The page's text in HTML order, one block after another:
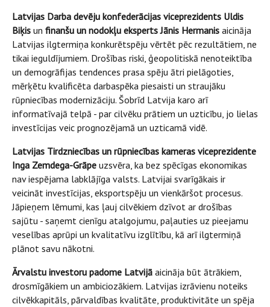
Latvijas Darba devēju konfederācijas viceprezidents Uldis
Biķis un finanšu un nodokļu eksperts Jānis Hermanis aicināja
Latvijas ilgtermiņa konkurētspēju vērtēt pēc rezultātiem, ne
tikai ieguldījumiem. Drošības riski, ģeopolitiskā nenoteiktība
un demogrāfijas tendences prasa spēju ātri pielāgoties,
mērķētu kvalificēta darbaspēka piesaisti un straujāku
rūpniecības modernizāciju. Šobrīd Latvija karo arī
informatīvajā telpā - par cilvēku prātiem un uzticību, jo lielas
investīcijas veic prognozējamā un uzticamā vidē.
Latvijas Tirdzniecības un rūpniecības kameras viceprezidente
Inga Zemdega-Grāpe uzsvēra, ka bez spēcīgas ekonomikas
nav iespējama labklājīga valsts. Latvijai svarīgākais ir
veicināt investīcijas, eksportspēju un vienkāršot procesus.
Jāpieņem lēmumi, kas ļauj cilvēkiem dzīvot ar drošības
sajūtu - saņemt cienīgu atalgojumu, paļauties uz pieejamu
veselības aprūpi un kvalitatīvu izglītību, kā arī ilgtermiņā
plānot savu nākotni.
Ārvalstu investoru padome Latvijā aicināja būt ātrākiem,
drosmīgākiem un ambiciozākiem. Latvijas izrāvienu noteiks
cilvēkkapitāls, pārvaldības kvalitāte, produktivitāte un spēja